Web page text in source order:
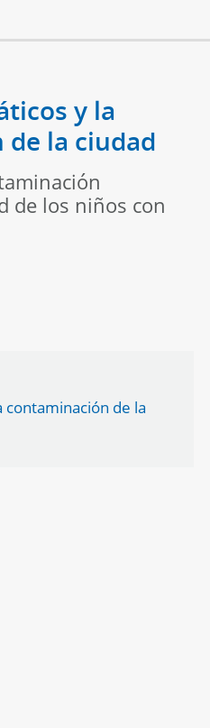
y la
la ciudad
de los niños con
contaminación de la